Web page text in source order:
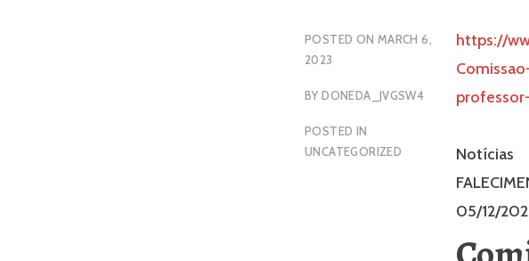
POSTED ON MARCH 6,
2023
BYDONEDA_JVGSW4
POSTED IN
UNCATEGORIZED
https://
Notícias
05/12/